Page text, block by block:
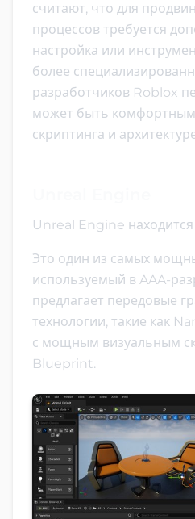
считают, что для
процессов требуется
настройка или
более
разработчиков Roblox
может быть
скриптинга и
Unreal Engine
Это один из самых
используемый в AAA-
предлагает передовые
технологии, такие как
с мощным визуальным
Blueprint.